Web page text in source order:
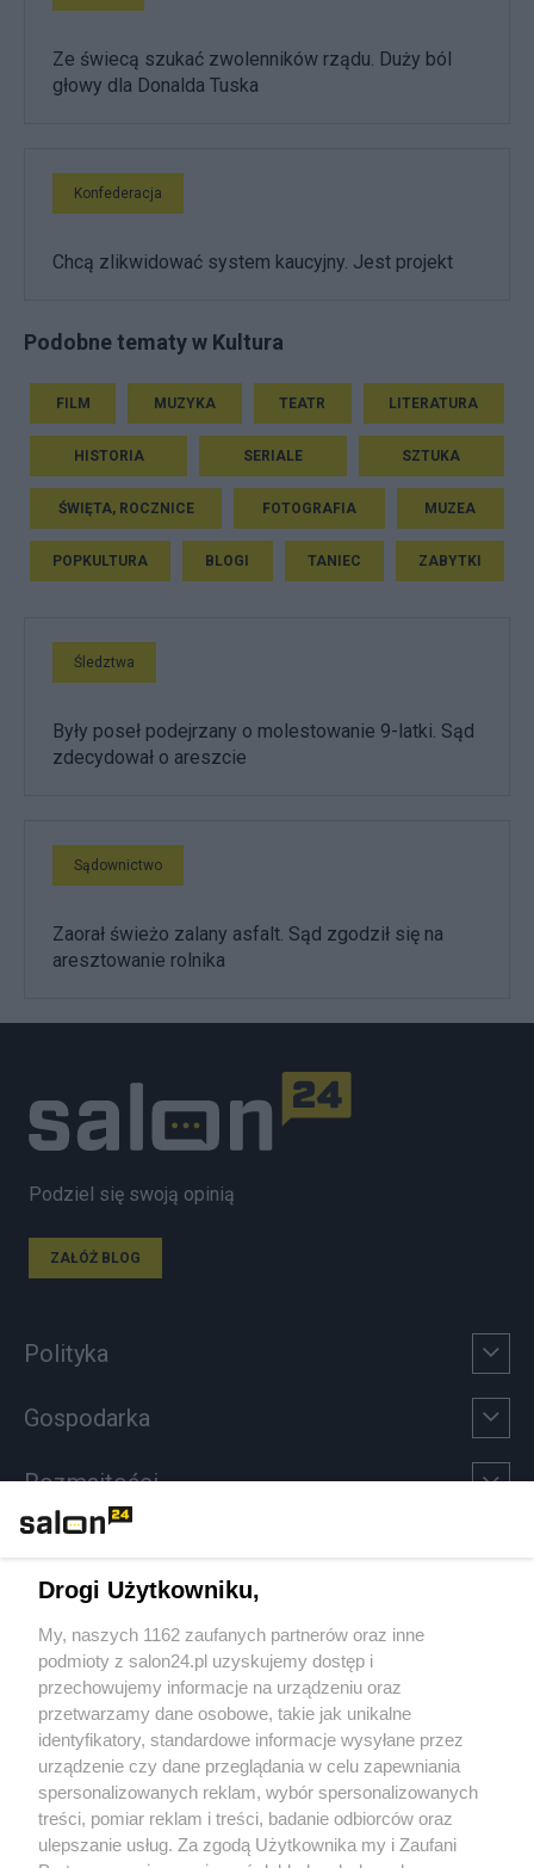
Ze świecą szukać zwolenników rządu. Duży ból
głowy dla Donalda Tuska
Konfederacja
Chcą zlikwidować system kaucyjny. Jest projekt
Podobne tematy w Kultura
FILM MUZYKA TEATR LITERATURA
HISTORIA SERIALE SZTUKA
ŚWIĘTA, ROCZNICE FOTOGRAFIA MUZEA
POPKULTURA BLOGI TANIEC ZABYTKI
Śledztwa
Były poseł podejrzany o molestowanie 9-latki. Sąd
zdecydował o areszcie
Sądownictwo
Zaorał świeżo zalany asfalt. Sąd zgodził się na
aresztowanie rolnika
Podziel się swoją opinią
ZAŁÓŻ BLOG
Polityka
Gospodarka
Rozmaitości
Sport
Społeczeństwo
Kultura
X Facebook Instagram Youtube
Drogi Użytkowniku,
My, naszych 1162 zaufanych partnerów oraz inne
podmioty z salon24.pl uzyskujemy dostęp i
przechowujemy informacje na urządzeniu oraz
przetwarzamy dane osobowe, takie jak unikalne
identyfikatory, standardowe informacje wysyłane przez
urządzenie czy dane przeglądania w celu zapewniania
spersonalizowanych reklam, wybór spersonalizowanych
treści, pomiar reklam i treści, badanie odbiorców oraz
ulepszanie usług. Za zgodą Użytkownika my i Zaufani